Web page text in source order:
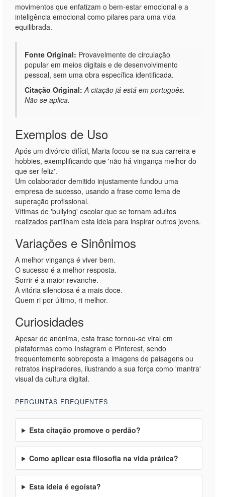
movimentos que enfatizam o bem-estar emocional e a
inteligência emocional como pilares para uma vida
equilibrada.
Fonte Original: Provavelmente de circulação
popular em meios digitais e de desenvolvimento
pessoal, sem uma obra específica identificada.
Citação Original: A citação já está em português.
Não se aplica.
Exemplos de Uso
Após um divórcio difícil, Maria focou-se na sua carreira e
hobbies, exemplificando que 'não há vingança melhor do
que ser feliz'.
Um colaborador demitido injustamente fundou uma
empresa de sucesso, usando a frase como lema de
superação profissional.
Vítimas de 'bullying' escolar que se tornam adultos
realizados partilham esta ideia para inspirar outros jovens.
Variações e Sinônimos
A melhor vingança é viver bem.
O sucesso é a melhor resposta.
Sorrir é a maior revanche.
A vitória silenciosa é a mais doce.
Quem ri por último, ri melhor.
Curiosidades
Apesar de anónima, esta frase tornou-se viral em
plataformas como Instagram e Pinterest, sendo
frequentemente sobreposta a imagens de paisagens ou
retratos inspiradores, ilustrando a sua força como 'mantra'
visual da cultura digital.
PERGUNTAS FREQUENTES
Esta citação promove o perdão?
Como aplicar esta filosofia na vida prática?
Esta ideia é egoísta?